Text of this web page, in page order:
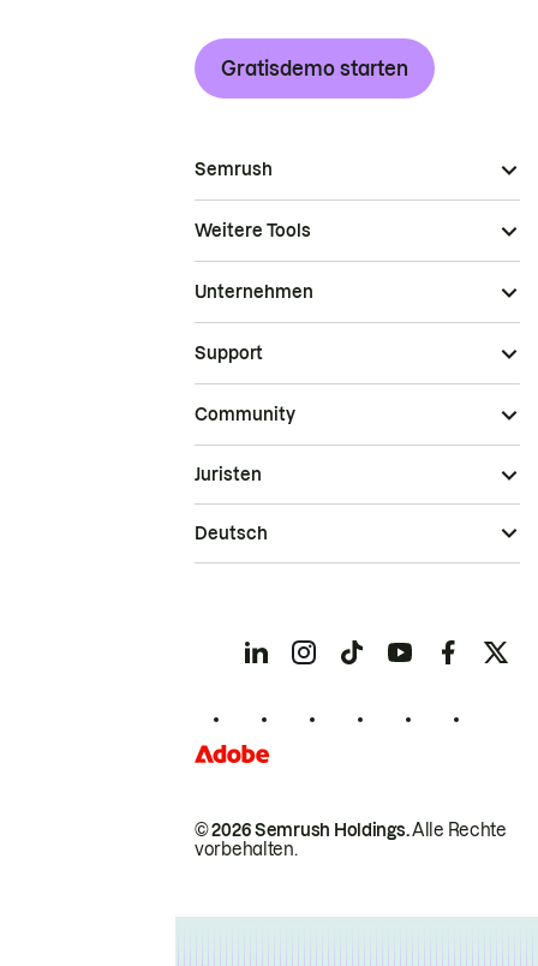
Gratisdemo starten
Semrush
Weitere Tools
Unternehmen
Support
Community
© 2026 Semrush Holdings.Alle Rechte
vorbehalten.
Juristen
Deutsch